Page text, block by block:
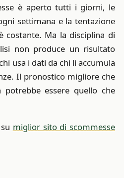
è aperto tutti i giorni, le
settimana e la tentazione
costante. Ma la disciplina di
non produce un risultato
usa i dati da chi li accumula
Il pronostico migliore che
essere quello che
miglior sito di scommesse